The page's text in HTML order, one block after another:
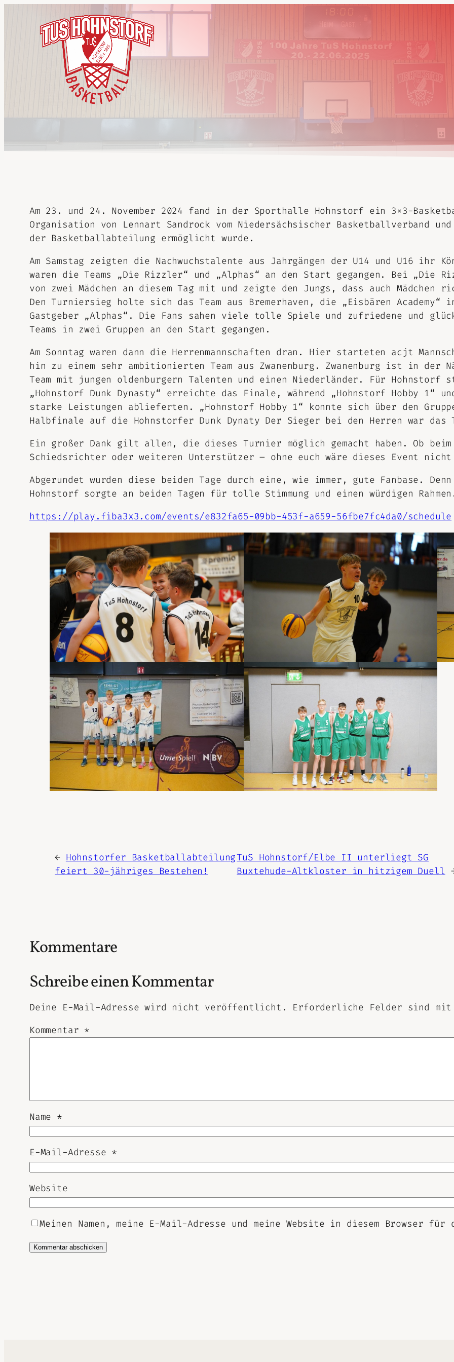
Am 23. und 24. November 2024 fand in der Sporthalle Hohnstorf ein 3×3-
Organisation von Lennart Sandrock vom Niedersächsischer Basketballverband
der Basketballabteilung ermöglicht wurde.
Am Samstag zeigten die Nachwuchstalente aus Jahrgängen der U14 und U16 ihr
waren die Teams „Die Rizzler“ und „Alphas“ an den Start gegangen. Bei
von zwei Mädchen an diesem Tag mit und zeigte den Jungs, dass auch
Den Turniersieg holte sich das Team aus Bremerhaven, die „Eisbären Academy“
Gastgeber „Alphas“. Die Fans sahen viele tolle Spiele und zufriedene und
Teams in zwei Gruppen an den Start gegangen.
Am Sonntag waren dann die Herrenmannschaften dran. Hier starteten acjt
hin zu einem sehr ambitionierten Team aus Zwanenburg. Zwanenburg ist in der
Team mit jungen oldenburgern Talenten und einen Niederländer. Für Hohnstorf
„Hohnstorf Dunk Dynasty“ erreichte das Finale, während „Hohnstorf Hobby 1“
starke Leistungen ablieferten. „Hohnstorf Hobby 1“ konnte sich über den
Halbfinale auf die Hohnstorfer Dunk Dynaty Der Sieger bei den Herren war das
Ein großer Dank gilt allen, die dieses Turnier möglich gemacht haben. Ob
Schiedsrichter oder weiteren Unterstützer – ohne euch wäre dieses Event nicht
Abgerundet wurden diese beiden Tage durch eine, wie immer, gute Fanbase.
Hohnstorf sorgte an beiden Tagen für tolle Stimmung und einen würdigen
https://play.fiba3x3.com/events/e832fa65-09bb-453f-a659-56fbe7fc4da0/schedule
← Hohnstorfer Basketballabteilung
feiert 30-jähriges Bestehen!
TuS Hohnstorf/Elbe II unterliegt SG
Buxtehude-Altkloster in hitzigem Duell
Kommentare
Schreibe einen Kommentar
Deine E-Mail-Adresse wird nicht veröffentlicht.
Erforderliche Felder sind
Kommentar *
Name *
E-Mail-Adresse *
Website
Meinen Namen, meine E-Mail-Adresse und meine Website in diesem Browser